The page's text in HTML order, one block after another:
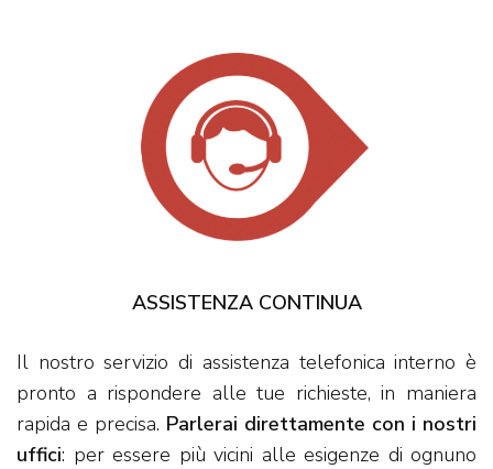
ASSISTENZA CONTINUA
Il nostro servizio di assistenza telefonica interno è
pronto a rispondere alle tue richieste, in maniera
rapida e precisa. Parlerai direttamente con i nostri
uffici: per essere più vicini alle esigenze di ognuno